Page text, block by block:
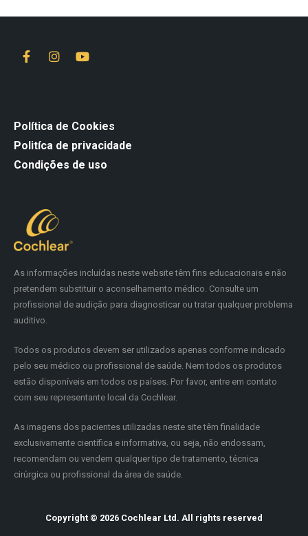
As informações incluídas neste website têm fins educacionais e não
pretendem substituir o aconselhamento médico. Consulte um
profissional de audição para diagnosticar ou tratar qualquer problema
auditivo.
Todos os produtos devem ser utilizados apenas conforme indicado
pelo seu médico ou profissional de saúde. Nem todos os produtos
estão disponíveis em todos os países. Por favor, entre em contato
com seu representante local da Cochlear.
As imagens dos pacientes utilizadas neste site têm finalidade
exclusivamente científica e informativa, ou seja, não endossam,
recomendam ou vendem qualquer tipo de tratamento, técnica
cirúrgica ou profissional da área de saúde.
Copyright © 2026 Cochlear Ltd. All rights reserved
Política de Cookies
Politíca de privacidade
Condições de uso